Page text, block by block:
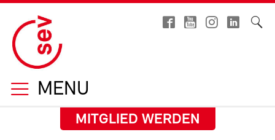
MENU
MITGLIED WERDEN